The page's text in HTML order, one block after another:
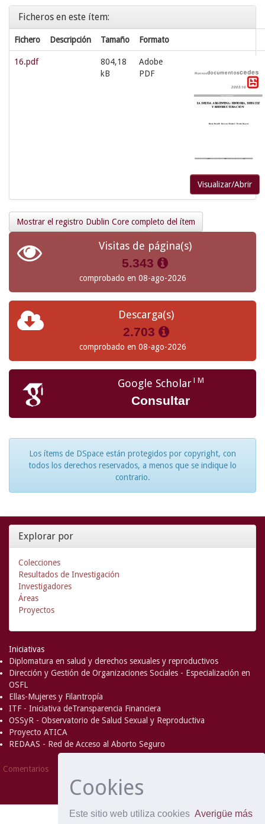
Cookies
Este sitio web utiliza cookies Averigüe más
Ficheros en este ítem:
Fichero Descripción Tamaño Formato
16.pdf
804,18
kB
Adobe
PDF
Visualizar/Abrir
Mostrar el registro Dublin Core completo del ítem
Visitas de página(s)
5.343
comprobado en 08-ago-2026
Descarga(s)
2.703
comprobado en 08-ago-2026
Google ScholarTM
Consultar
Los ítems de DSpace están protegidos por copyright, con
todos los derechos reservados, a menos que se indique lo
contrario.
Explorar por
Colecciones
Resultados de Investigación
Investigadores
Áreas
Proyectos
Iniciativas
Diplomatura en salud y derechos sexuales y reproductivos
Dirección y Gestión de Organizaciones Sociales - Especialización en
OSFL
Ellas-Mujeres y Filantropía
ITF - Iniciativa deTransparencia Financiera
OSSyR - Observatorio de Salud Sexual y Reproductiva
Proyecto ATICA
REDAAS - Red de Acceso al Aborto Seguro
Comentarios
optimizado por